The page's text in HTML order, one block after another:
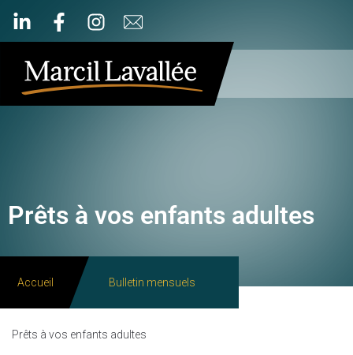
Prêts à vos enfants adultes
Accueil Bulletin mensuels
Prêts à vos enfants adultes